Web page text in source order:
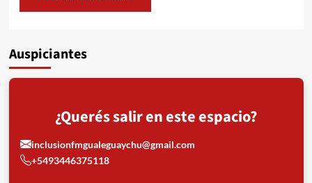
Auspiciantes
¿Querés salir en este espacio?
inclusionfmgualeguaychu@gmail.com
+5493446375118